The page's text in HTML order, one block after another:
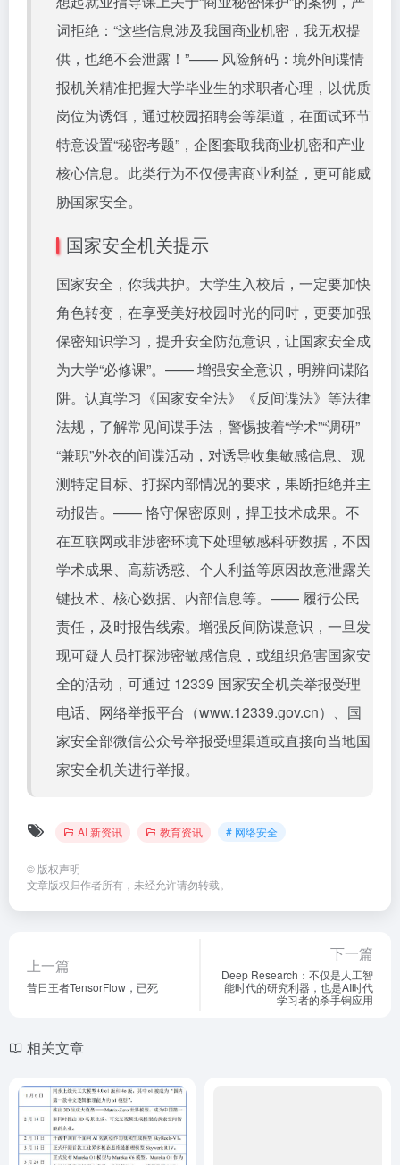
词拒绝：“这些信息涉及我国商业机密，我无权提
供，也绝不会泄露！”—— 风险解码：境外间谍情
报机关精准把握大学毕业生的求职者心理，以优质
岗位为诱饵，通过校园招聘会等渠道，在面试环节
特意设置“秘密考题”，企图套取我商业机密和产业
核心信息。此类行为不仅侵害商业利益，更可能威
胁国家安全。
国家安全机关提示
国家安全，你我共护。大学生入校后，一定要加快
角色转变，在享受美好校园时光的同时，更要加强
保密知识学习，提升安全防范意识，让国家安全成
为大学“必修课”。—— 增强安全意识，明辨间谍陷
阱。认真学习《国家安全法》《反间谍法》等法律
法规，了解常见间谍手法，警惕披着“学术”“调研”
“兼职”外衣的间谍活动，对诱导收集敏感信息、观
测特定目标、打探内部情况的要求，果断拒绝并主
动报告。—— 恪守保密原则，捍卫技术成果。不
在互联网或非涉密环境下处理敏感科研数据，不因
学术成果、高薪诱惑、个人利益等原因故意泄露关
键技术、核心数据、内部信息等。—— 履行公民
责任，及时报告线索。增强反间防谍意识，一旦发
现可疑人员打探涉密敏感信息，或组织危害国家安
全的活动，可通过 12339 国家安全机关举报受理
电话、网络举报平台（www.12339.gov.cn）、国
家安全部微信公众号举报受理渠道或直接向当地国
家安全机关进行举报。
AI 新资讯 教育资讯 # 网络安全
© 版权声明
文章版权归作者所有，未经允许请勿转载。
上一篇
昔日王者TensorFlow，已死
下一篇
Deep Research：不仅是人工智
能时代的研究利器，也是AI时代
学习者的杀手锏应用
相关文章